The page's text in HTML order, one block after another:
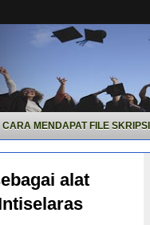
CARA MENDAPAT FILE
alat